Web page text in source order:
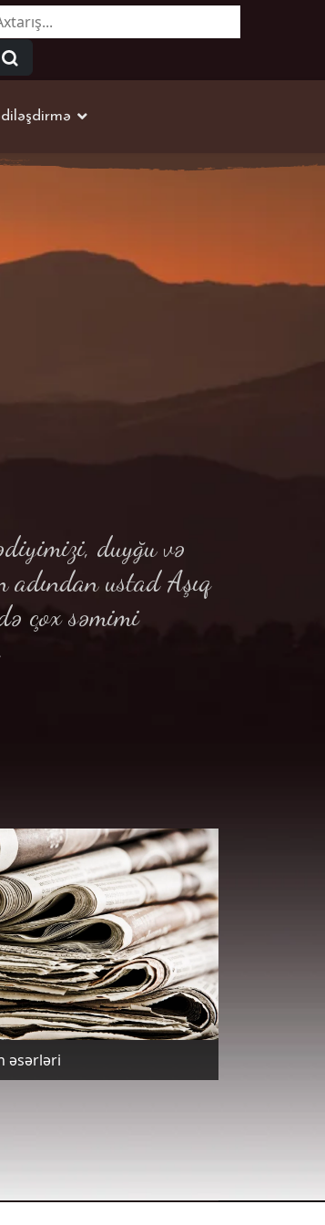
duyğu və
adından ustad Aşıq
çox səmimi
əsərləri